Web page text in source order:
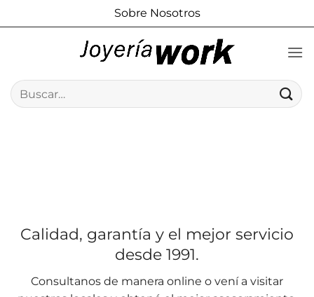
al
Sobre Nosotros
Buscar
por:
Calidad, garantía y el mejor servicio
desde 1991.
Consultanos de manera online o vení a visitar